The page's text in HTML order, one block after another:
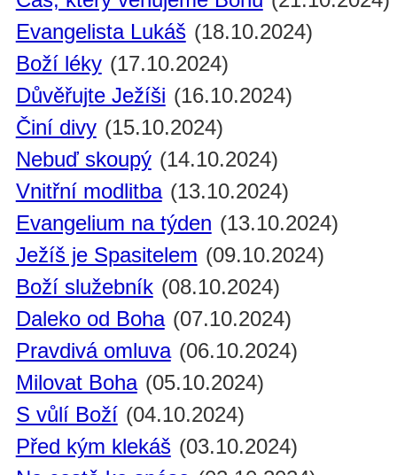
Evangelista Lukáš (18.10.2024)
Boží léky (17.10.2024)
Důvěřujte Ježíši (16.10.2024)
Činí divy (15.10.2024)
Nebuď skoupý (14.10.2024)
Vnitřní modlitba (13.10.2024)
Evangelium na týden (13.10.2024)
Ježíš je Spasitelem (09.10.2024)
Boží služebník (08.10.2024)
Daleko od Boha (07.10.2024)
Pravdivá omluva (06.10.2024)
Milovat Boha (05.10.2024)
S vůlí Boží (04.10.2024)
Před kým klekáš (03.10.2024)